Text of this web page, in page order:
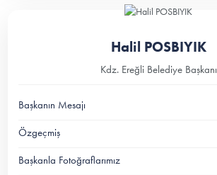
Halil POSBIYIK
Kdz. Ereğli Belediye Başkanı
Başkanın Mesajı
Özgeçmiş
Başkanla Fotoğraflarımız